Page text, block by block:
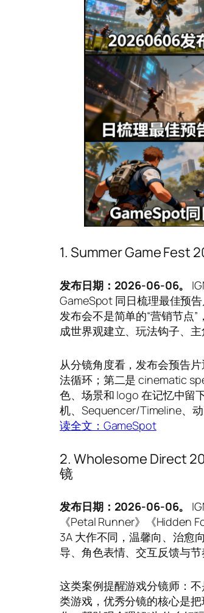
1. Summer Game Fest
发布日期：2026-06-06。
GameSpot 同日梳理最佳预
发布会不是简单的“营销节点
成世界观建立、玩法钩子、
从分镜角度看，发布会预告
法循环；第二是 cinematic
色、场景和 logo 在记忆中留
机、Sequencer/Timeline、
读全文：GameSpot
2. Wholesome Direct
镜
发布日期：2026-06-06。
《Petal Runner》《Hidden
3A 大作不同，温馨向、治愈
导、角色表情、交互反馈与节
这类案例提醒游戏分镜师：
类游戏，优秀分镜的核心是